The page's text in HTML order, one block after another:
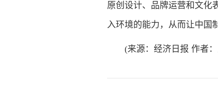
原创设计、品牌运营和文化
入环境的能力，从而让中国
(来源：经济日报 作者：